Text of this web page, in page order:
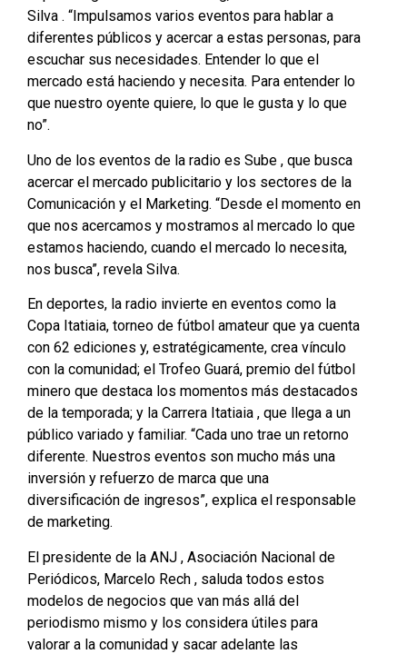
Silva . “Impulsamos varios eventos para hablar a
diferentes públicos y acercar a estas personas, para
escuchar sus necesidades. Entender lo que el
mercado está haciendo y necesita. Para entender lo
que nuestro oyente quiere, lo que le gusta y lo que
no”.
Uno de los eventos de la radio es Sube , que busca
acercar el mercado publicitario y los sectores de la
Comunicación y el Marketing. “Desde el momento en
que nos acercamos y mostramos al mercado lo que
estamos haciendo, cuando el mercado lo necesita,
nos busca”, revela Silva.
En deportes, la radio invierte en eventos como la
Copa Itatiaia, torneo de fútbol amateur que ya cuenta
con 62 ediciones y, estratégicamente, crea vínculo
con la comunidad; el Trofeo Guará, premio del fútbol
minero que destaca los momentos más destacados
de la temporada; y la Carrera Itatiaia , que llega a un
público variado y familiar. “Cada uno trae un retorno
diferente. Nuestros eventos son mucho más una
inversión y refuerzo de marca que una
diversificación de ingresos”, explica el responsable
de marketing.
El presidente de la ANJ , Asociación Nacional de
Periódicos, Marcelo Rech , saluda todos estos
modelos de negocios que van más allá del
periodismo mismo y los considera útiles para
valorar a la comunidad y sacar adelante las